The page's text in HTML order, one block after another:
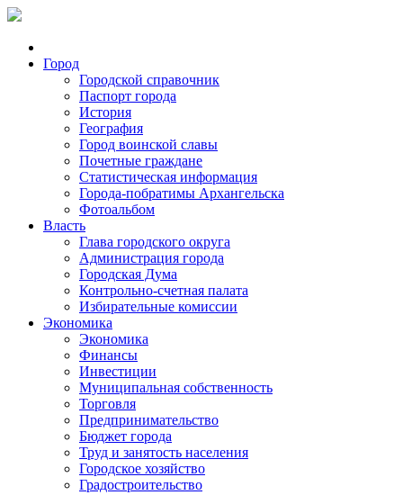
Город
Городской справочник
Паспорт города
История
География
Город воинской славы
Почетные граждане
Статистическая информация
Города-побратимы Архангельска
Фотоальбом
Власть
Глава городского округа
Администрация города
Городская Дума
Контрольно-счетная палата
Избирательные комиссии
Экономика
Экономика
Финансы
Инвестиции
Муниципальная собственность
Торговля
Предпринимательство
Бюджет города
Труд и занятость населения
Городское хозяйство
Градостроительство